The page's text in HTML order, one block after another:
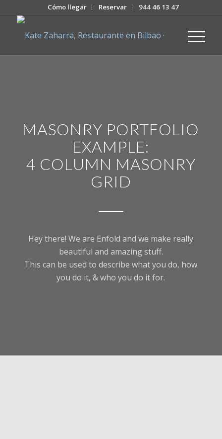
Cómo llegar Reservar 944 46 13 47
MASONRY PORTFOLIO
EXAMPLE:
4 COLUMN MASONRY
GRID
Hey there! We are Enfold and we make really
beautiful and amazing stuff.
This can be used to describe what you do, how
you do it, & who you do it for.